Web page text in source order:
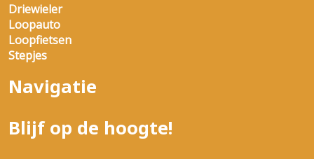
Driewieler
Loopauto
Loopfietsen
Stepjes
Navigatie
Blijf op de hoogte!